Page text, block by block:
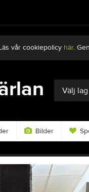
vår cookiepolicy här.
Välj lag
Bilder